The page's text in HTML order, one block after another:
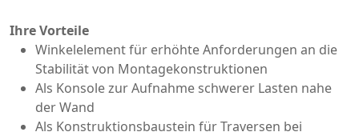
Ihre Vorteile
Winkelelement für erhöhte Anforderungen an die
Stabilität von Montagekonstruktionen
Als Konsole zur Aufnahme schwerer Lasten nahe
der Wand
Als Konstruktionsbaustein für Traversen bei